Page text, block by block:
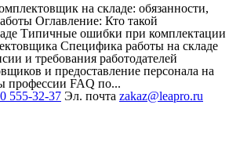
на складе: обязанности,
Оглавление: Кто такой
Типичные ошибки при комплектации
Специфика работы на складе
и требования работодателей
и предоставление персонала на
профессии FAQ по...
555-32-37 Эл. почта zakaz@leapro.ru